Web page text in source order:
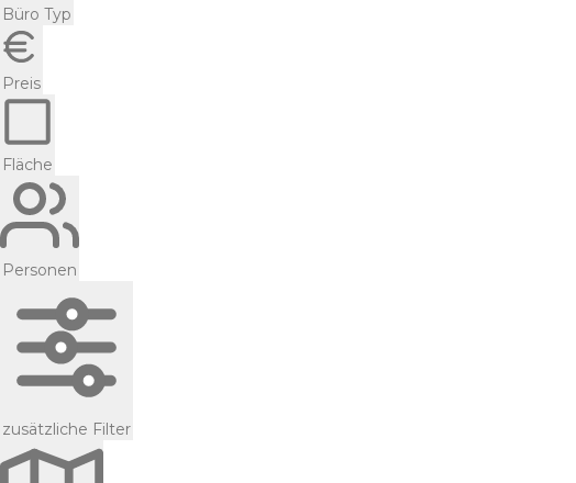
Büro Typ
Preis
Fläche
Personen
zusätzliche Filter